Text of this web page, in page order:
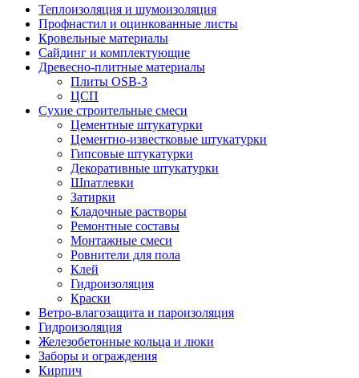
Теплоизоляция и шумоизоляция
Профнастил и оцинкованные листы
Кровельные материалы
Сайдинг и комплектующие
Древесно-плитные материалы
Плиты OSB-3
ЦСП
Сухие строительные смеси
Цементные штукатурки
Цементно-известковые штукатурки
Гипсовые штукатурки
Декоративные штукатурки
Шпатлевки
Затирки
Кладочные растворы
Ремонтные составы
Монтажные смеси
Ровнители для пола
Клей
Гидроизоляция
Краски
Ветро-влагозащита и пароизоляция
Гидроизоляция
Железобетонные кольца и люки
Заборы и ограждения
Кирпич